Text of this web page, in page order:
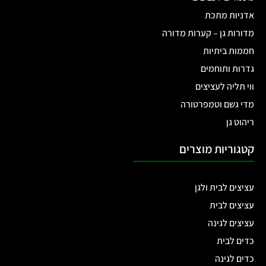
אדניות מתכת
מדורות גן – קערות מדורה
חממות ביתיות
גדרות ותוחמים
ווי תליה לעציצים
מדי גשם וטמפרטורה
ריהוט גן
קטגוריות מוצרים
עציצים לבית ולגן
עציצים לבית
עציצים לגינה
כדים לבית
כדים לגינה